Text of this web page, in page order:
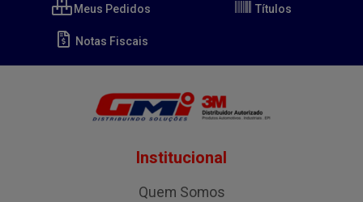
Meus Pedidos Títulos
Notas Fiscais
Institucional
Quem Somos